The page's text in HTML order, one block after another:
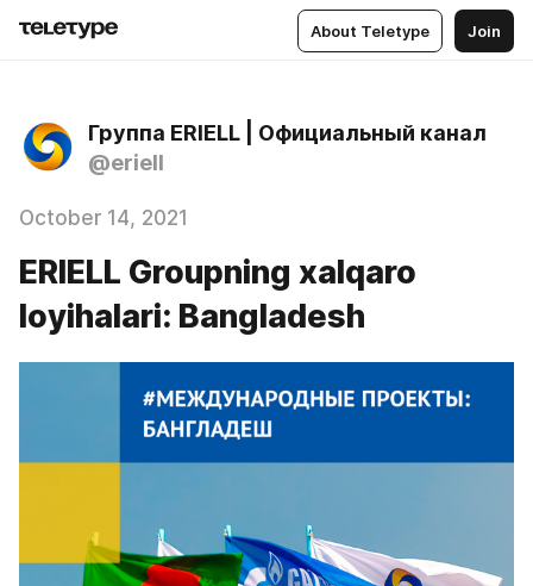
About Teletype Join
Группа ERIELL | Официальный канал
@eriell
October 14, 2021
ERIELL Groupning xalqaro
loyihalari: Bangladesh